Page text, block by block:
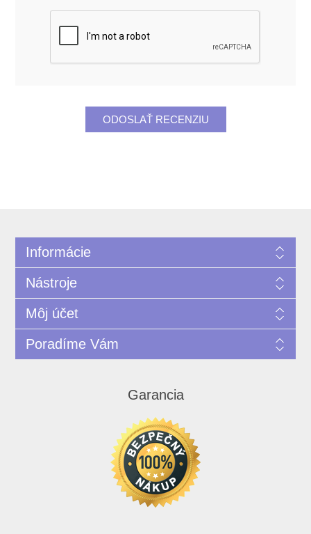
Informácie
Nástroje
Môj účet
Poradíme Vám
Garancia